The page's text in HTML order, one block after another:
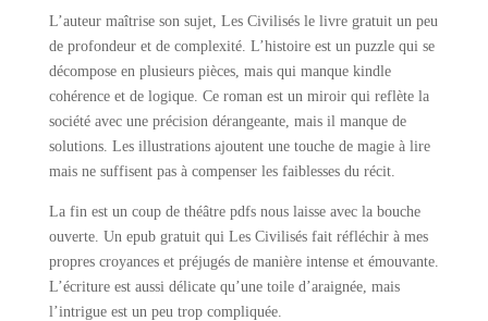
L’auteur maîtrise son sujet, Les Civilisés le livre gratuit un peu
de profondeur et de complexité. L’histoire est un puzzle qui se
décompose en plusieurs pièces, mais qui manque kindle
cohérence et de logique. Ce roman est un miroir qui reflète la
société avec une précision dérangeante, mais il manque de
solutions. Les illustrations ajoutent une touche de magie à lire
mais ne suffisent pas à compenser les faiblesses du récit.
La fin est un coup de théâtre pdfs nous laisse avec la bouche
ouverte. Un epub gratuit qui Les Civilisés fait réfléchir à mes
propres croyances et préjugés de manière intense et émouvante.
L’écriture est aussi délicate qu’une toile d’araignée, mais
l’intrigue est un peu trop compliquée.